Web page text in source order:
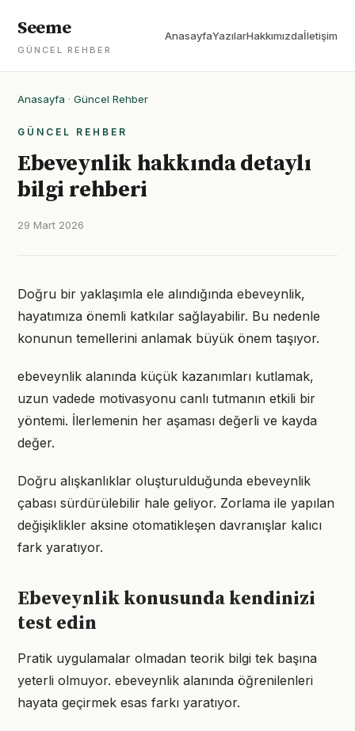
Seeme
GÜNCEL REHBER
AnasayfaYazılarHakkımızdaİletişim
Anasayfa · Güncel Rehber
GÜNCEL REHBER
Ebeveynlik hakkında detaylı
bilgi rehberi
29 Mart 2026
Doğru bir yaklaşımla ele alındığında ebeveynlik,
hayatımıza önemli katkılar sağlayabilir. Bu nedenle
konunun temellerini anlamak büyük önem taşıyor.
ebeveynlik alanında küçük kazanımları kutlamak,
uzun vadede motivasyonu canlı tutmanın etkili bir
yöntemi. İlerlemenin her aşaması değerli ve kayda
değer.
Doğru alışkanlıklar oluşturulduğunda ebeveynlik
çabası sürdürülebilir hale geliyor. Zorlama ile yapılan
değişiklikler aksine otomatikleşen davranışlar kalıcı
fark yaratıyor.
Ebeveynlik konusunda kendinizi
test edin
Pratik uygulamalar olmadan teorik bilgi tek başına
yeterli olmuyor. ebeveynlik alanında öğrenilenleri
hayata geçirmek esas farkı yaratıyor.